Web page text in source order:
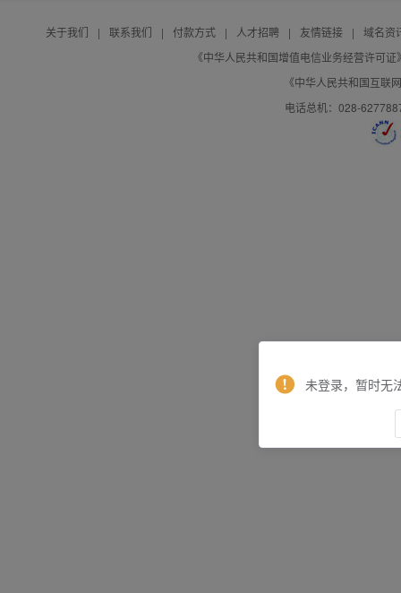
关于我们 | 联系我们 | 付款方式 | 人才招聘 | 友情链接 |
域名资
《中华人民共和国增值电信业务经营许可
《中华人民共和国互联
电话总机：028-
未登录，暂时无